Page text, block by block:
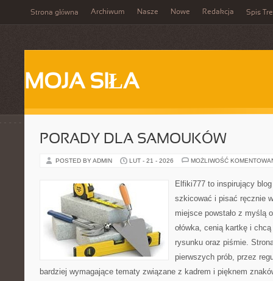
Strona główna Archiwum Nasze Nowe Redakcja Spis
MOJA SIŁA
PORADY DLA SAMOUKÓW
POSTED BY ADMIN LUT - 21 - 2026 MOŻLIWOŚĆ
Elfiki777 to inspirujący
szkicować i pisać ręcznie
miejsce powstało z myślą
ołówka, cenią kartkę i
rysunku oraz piśmie.
pierwszych prób, przez
bardziej wymagające tematy związane z kadrem i pięknem